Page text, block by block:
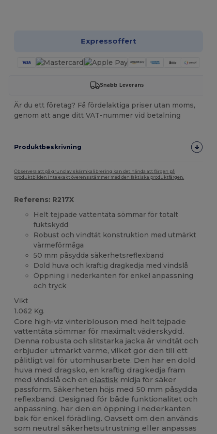
Expressoffert
Snabb Leverans
Är du ett företag? Få fördelaktiga priser utan moms,
genom att ange ditt VAT-nummer vid betalning
Produktbeskrivning
Observera att på grund av skärmkalibrering kan det hända att färgen på
produktbilden inte exakt överensstämmer med den faktiska produktfärgen.
Referens: R217X
Helt tejpade vattentäta sömmar för totalt
fuktskydd
Robust och vindtät konstruktion med utmärkt
värmeförmåga
50 mm påsydda säkerhetsreflexband
Dold huva och kraftig dragkedja med vindslå
Öppning i nederkanten för enkel anpassning
och tryck
Vikt
1.062 Kg.
Core high-viz vinterblouson med helt tejpade
vattentäta sömmar för maximalt väderskydd.
Denna robusta och slitstarka jacka är vindtät och
erbjuder utmärkt värme, vilket gör den till ett
pålitligt val för utomhusarbete. Den har en dold
huva med dragsko, en kraftig dragkedja fram
med vindslå och en elastisk midja för säker
passform. Säkerheten höjs med 50 mm påsydda
reflexband. Designad för både funktionalitet och
anpassning, har den en öppning i nederkanten
bak för enkel förädling. Oavsett om den används
som neutral säkerhetsutrustning eller anpassas